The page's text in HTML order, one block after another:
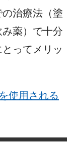
治療法（塗
薬）で十分
ってメリッ
使用される